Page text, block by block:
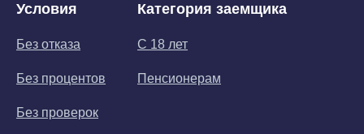
Условия
Без отказа
Без процентов
Без проверок
Категория заемщика
С 18 лет
Пенсионерам